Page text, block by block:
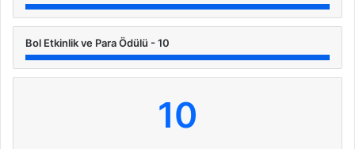
Bol Etkinlik ve Para Ödülü - 10
10